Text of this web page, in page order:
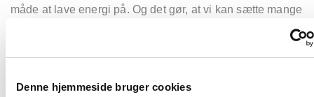
Denne hjemmeside bruger cookies
måde at lave energi på. Og det gør, at vi kan sætte mange
å markerne
han og slår fast:
Så vi skal køre påmed opsætningen af solceller